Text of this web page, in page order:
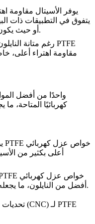
أو حيث يكون التزييت محدودًا أو غير ممكن.
مقاومة اهتراء أعلى،
كهربائيًا المتاحة،
أعلى بكثير من
أفضل من النايلون، ما يجعله أنسب لتطبيقات الجهد العالي.
تحديات وحلول التصنيع باستخدام الحاسب الآلي (CNC) لـ PTFE